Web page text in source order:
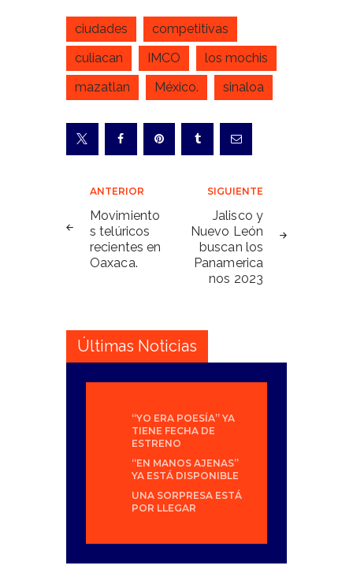
ciudades
competitivas
culiacan
IMCO
los mochis
mazatlan
México. sinaloa
Navegación
de
entradas
ANTERIOR
Movimiento
s telúricos
recientes en
Oaxaca.
SIGUIENTE
Jalisco y
Nuevo León
buscan los
Panamerica
nos 2023
Últimas Noticias
“YO ERA POESÍA” YA
TIENE FECHA DE
ESTRENO
“EN MANOS AJENAS”
YA ESTÁ DISPONIBLE
UNA SORPRESA ESTÁ
POR LLEGAR